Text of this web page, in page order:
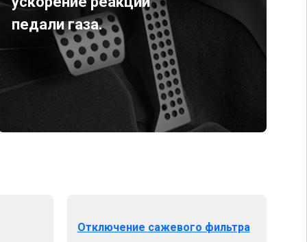
педали газа.
Отключение сажевого фильтра